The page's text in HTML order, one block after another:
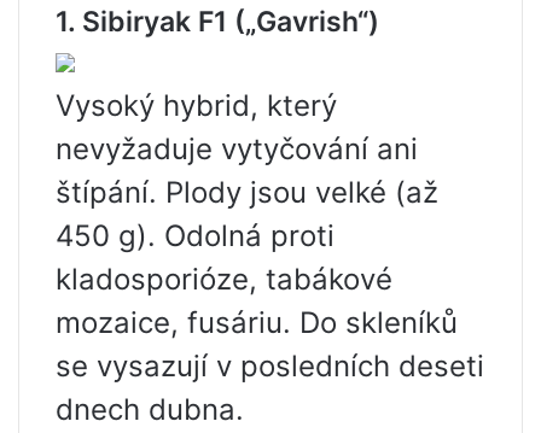
1. Sibiryak F1 („Gavrish“)
Vysoký hybrid, který
nevyžaduje vytyčování ani
štípání. Plody jsou velké (až
450 g). Odolná proti
kladosporióze, tabákové
mozaice, fusáriu. Do skleníků
se vysazují v posledních deseti
dnech dubna.